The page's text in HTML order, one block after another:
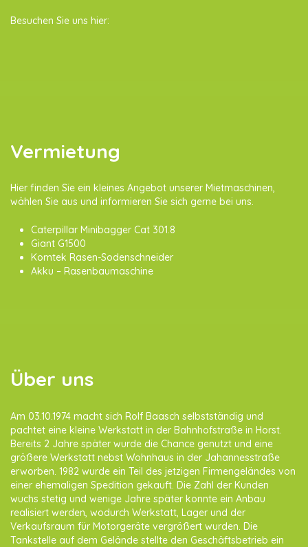
Besuchen Sie uns hier:
Vermietung
Hier finden Sie ein kleines Angebot unserer Mietmaschinen,
wählen Sie aus und informieren Sie sich gerne bei uns.
Caterpillar Minibagger Cat 301.8
Giant G1500
Komtek Rasen-Sodenschneider
Akku – Rasenbaumaschine
Über uns
Am 03.10.1974 macht sich Rolf Baasch selbstständig und
pachtet eine kleine Werkstatt in der Bahnhofstraße in Horst.
Bereits 2 Jahre später wurde die Chance genutzt und eine
größere Werkstatt nebst Wohnhaus in der Jahannesstraße
erworben. 1982 wurde ein Teil des jetzigen Firmengeländes von
einer ehemaligen Spedition gekauft. Die Zahl der Kunden
wuchs stetig und wenige Jahre später konnte ein Anbau
realisiert werden, wodurch Werkstatt, Lager und der
Verkaufsraum für Motorgeräte vergrößert wurden. Die
Tankstelle auf dem Gelände stellte den Geschäftsbetrieb ein